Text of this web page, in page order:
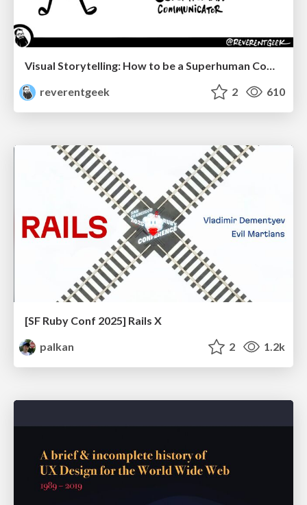
Visual Storytelling: How to be a Superhuman Communicator
reverentgeek
2 610
[SF Ruby Conf 2025] Rails X
palkan
2 1.2k